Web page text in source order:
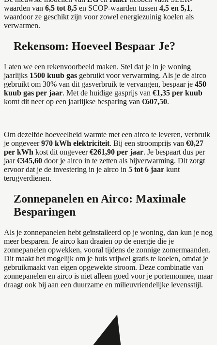
waarden van 6,5 tot 8,5 en SCOP-waarden tussen 4,5 en 5,1,
waardoor ze geschikt zijn voor zowel energiezuinig koelen als
verwarmen.
Rekensom: Hoeveel Bespaar Je?
Laten we een rekenvoorbeeld maken. Stel dat je in je woning
jaarlijks 1500 kuub gas gebruikt voor verwarming. Als je de airco
gebruikt om 30% van dit gasverbruik te vervangen, bespaar je 450
kuub gas per jaar. Met de huidige gasprijs van €1,35 per kuub
komt dit neer op een jaarlijkse besparing van €607,50.
Om dezelfde hoeveelheid warmte met een airco te leveren, verbruik
je ongeveer970 kWh elektriciteit. Bij een stroomprijs van €0,27
per kWh kost dit ongeveer€261,90 per jaar. Je bespaart dus per
jaar€345,60 door je airco in te zetten als bijverwarming. Dit zorgt
ervoor dat je de investering in je airco in 5 tot 6 jaar kunt
terugverdienen.
Zonnepanelen en Airco: Maximale
Besparingen
Als je zonnepanelen hebt geïnstalleerd op je woning, dan kun je nog
meer besparen. Je airco kan draaien op de energie die je
zonnepanelen opwekken, vooral tijdens de zonnige zomermaanden.
Dit maakt het mogelijk om je huis vrijwel gratis te koelen, omdat je
gebruikmaakt van eigen opgewekte stroom. Deze combinatie van
zonnepanelen en airco is niet alleen goed voor je portemonnee, maar
draagt ook bij aan een duurzame en milieuvriendelijke levensstijl.